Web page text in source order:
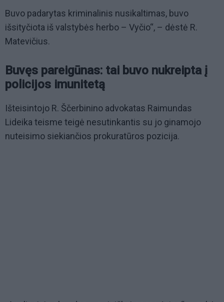
Buvo padarytas kriminalinis nusikaltimas, buvo
išsityčiota iš valstybės herbo – Vyčio“, – dėstė R.
Matevičius.
Buvęs pareigūnas: tai buvo nukreipta į
policijos imunitetą
Išteisintojo R. Ščerbinino advokatas Raimundas
Lideika teisme teigė nesutinkantis su jo ginamojo
nuteisimo siekiančios prokuratūros pozicija.